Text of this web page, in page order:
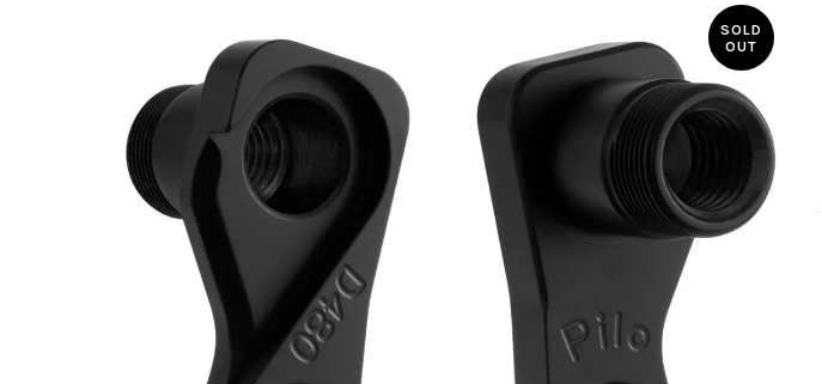
SOLD
OUT